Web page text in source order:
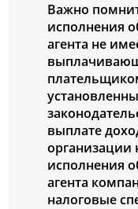
Важно
исполнения
агента не
выплате
организации
исполнения
агента
налоговые